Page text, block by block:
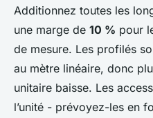
Additionnez toutes les
une marge de 10 % pour
de mesure. Les profilés
au mètre linéaire, donc
unitaire baisse. Les
l’unité - prévoyez-les en